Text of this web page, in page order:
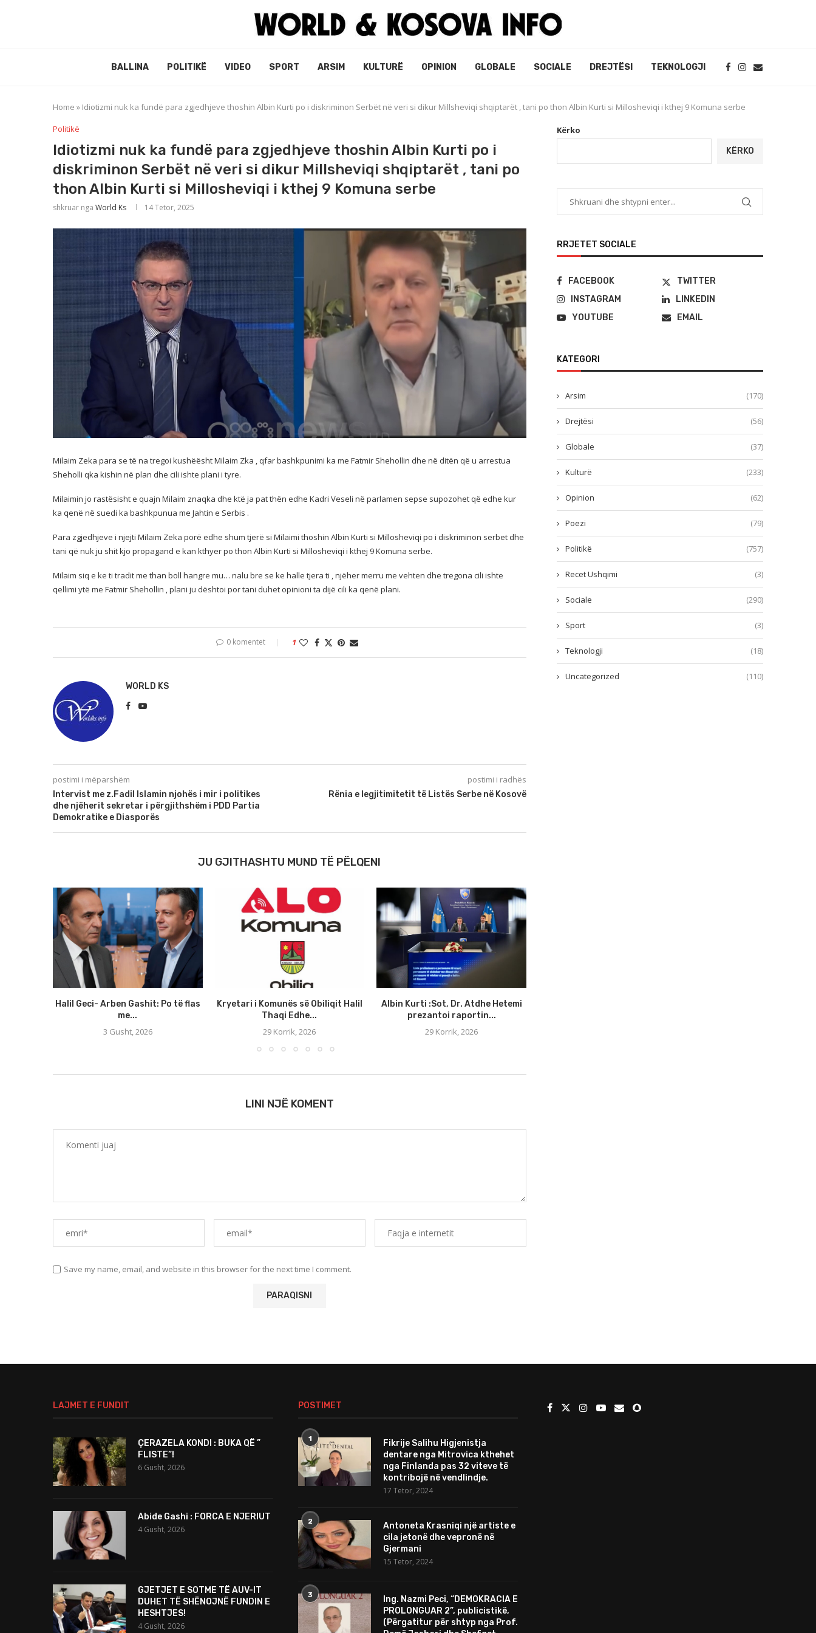
BALLINA POLITIKË VIDEO SPORT ARSIM KULTURË OPINION GLOBALE SOCIALE DREJTËSI TEKNOLOGJI
Home » Idiotizmi nuk ka fundë para zgjedhjeve thoshin Albin Kurti po i diskriminon Serbët në veri si dikur Millsheviqi shqiptarët , tani po thon Albin Kurti si Millosheviqi i kthej 9 Komuna serbe
Politikë
Idiotizmi nuk ka fundë para zgjedhjeve thoshin Albin Kurti po i
diskriminon Serbët në veri si dikur Millsheviqi shqiptarët , tani po
thon Albin Kurti si Millosheviqi i kthej 9 Komuna serbe
shkruar nga World Ks 14 Tetor, 2025
Milaim Zeka para se të na tregoi kushëësht Milaim Zka , qfar bashkpunimi ka me Fatmir Shehollin dhe në ditën që u arrestua
Sheholli qka kishin në plan dhe cili ishte plani i tyre.
Milaimin jo rastësisht e quajn Milaim znaqka dhe ktë ja pat thën edhe Kadri Veseli në parlamen sepse supozohet që edhe kur
ka qenë në suedi ka bashkpunua me Jahtin e Serbis .
Para zgjedhjeve i njejti Milaim Zeka porë edhe shum tjerë si Milaimi thoshin Albin Kurti si Millosheviqi po i diskriminon serbet dhe
tani që nuk ju shit kjo propagand e kan kthyer po thon Albin Kurti si Millosheviqi i kthej 9 Komuna serbe.
Milaim siq e ke ti tradit me than boll hangre mu… nalu bre se ke halle tjera ti , njëher merru me vehten dhe tregona cili ishte
qellimi ytë me Fatmir Shehollin , plani ju dështoi por tani duhet opinioni ta dijë cili ka qenë plani.
0 komentet 1
WORLD KS
postimi i mëparshëm
Intervist me z.Fadil Islamin njohës i mir i politikes
dhe njëherit sekretar i përgjithshëm i PDD Partia
Demokratike e Diasporës
postimi i radhës
Rënia e legjitimitetit të Listës Serbe në Kosovë
JU GJITHASHTU MUND TË PËLQENI
Halil Geci- Arben Gashit: Po të flas
me...
3 Gusht, 2026
Kryetari i Komunës së Obiliqit Halil
Thaqi Edhe...
29 Korrik, 2026
Albin Kurti :Sot, Dr. Atdhe Hetemi
prezantoi raportin...
29 Korrik, 2026
LINI NJË KOMENT
Save my name, email, and website in this browser for the next time I comment.
Kërko
KËRKO
RRJETET SOCIALE
FACEBOOK
TWITTER
INSTAGRAM
LINKEDIN
YOUTUBE
EMAIL
KATEGORI
Arsim (170)
Drejtësi (56)
Globale (37)
Kulturë (233)
Opinion (62)
Poezi (79)
Politikë (757)
Recet Ushqimi (3)
Sociale (290)
Sport (3)
Teknologji (18)
Uncategorized (110)
LAJMET E FUNDIT
ÇERAZELA KONDI : BUKA QË ”
FLISTE”!
6 Gusht, 2026
Abide Gashi : FORCA E NJERIUT
4 Gusht, 2026
GJETJET E SOTME TË AUV-IT
DUHET TË SHËNOJNË FUNDIN E
HESHTJES!
4 Gusht, 2026
POSTIMET
1
Fikrije Salihu Higjenistja
dentare nga Mitrovica kthehet
nga Finlanda pas 32 viteve të
kontribojë në vendlindje.
17 Tetor, 2024
2
Antoneta Krasniqi një artiste e
cila jetonë dhe vepronë në
Gjermani
15 Tetor, 2024
3
Ing. Nazmi Peci, “DEMOKRACIA E
PROLONGUAR 2”, publicistikë,
(Përgatitur për shtyp nga Prof.